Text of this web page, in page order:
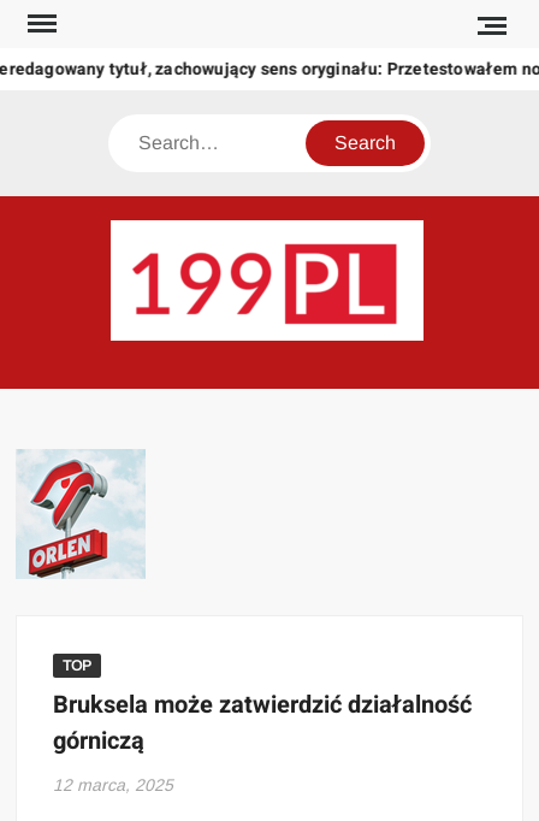
Skip
content
tytuł, zachowujący sens oryginału: Przetestowałem
Search
świat
TOP
Bruksela może zatwierdzić działalność
górniczą
12 marca, 2025